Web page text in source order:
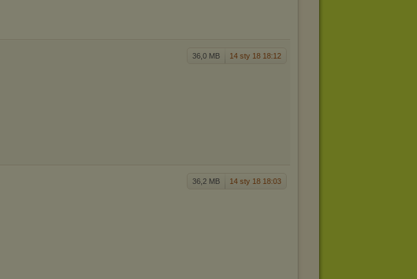
36,0 MB 14 sty 18 18:12
36,2 MB 14 sty 18 18:03